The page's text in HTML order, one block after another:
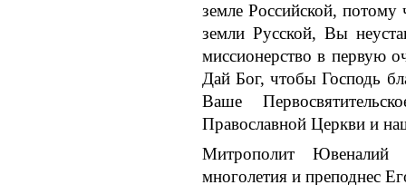
земле Российской,
земли Русской, Вы
миссионерство в первую
Дай Бог, чтобы Господь
Ваше
Православной Церкви и
Митрополит Ювеналий
многолетия и преподнес